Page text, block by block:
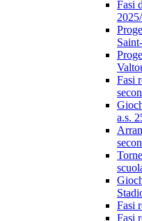
Fasi
Fasi
a.s.
Fasi
Fasi